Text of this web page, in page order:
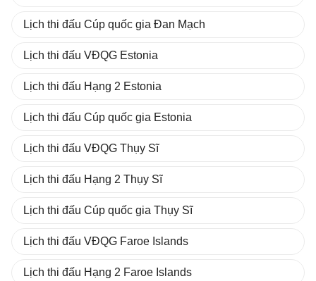
Lịch thi đấu Cúp quốc gia Đan Mạch
Lịch thi đấu VĐQG Estonia
Lịch thi đấu Hạng 2 Estonia
Lịch thi đấu Cúp quốc gia Estonia
Lịch thi đấu VĐQG Thụy Sĩ
Lịch thi đấu Hạng 2 Thụy Sĩ
Lịch thi đấu Cúp quốc gia Thụy Sĩ
Lịch thi đấu VĐQG Faroe Islands
Lịch thi đấu Hạng 2 Faroe Islands